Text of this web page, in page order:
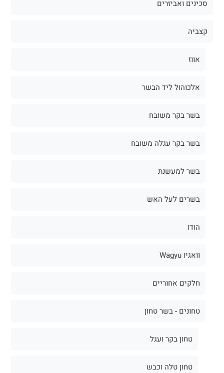
סכינים ואביזרים
קצביה
אווז
אלכוהול ליד הבשר
בשר בקר משובח
בשר בקר עגלה משובח
בשר למעשנת
בשרים לעל האש
הודו
וואגיו Wagyu
חלקים אחוריים
טחונים - בשר טחון
טחון בקר ועגל
טחון טלה וכבש